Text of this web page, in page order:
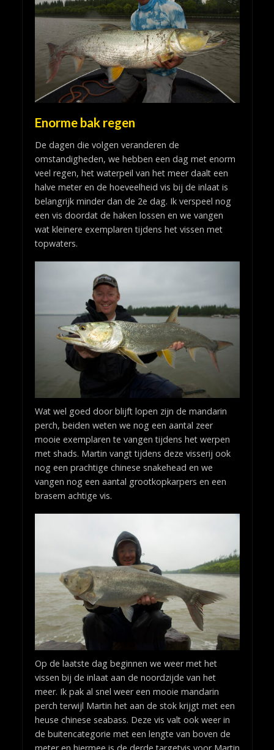
Enorme bak regen
De dagen die volgen veranderen de
omstandigheden, we hebben een dag met enorm
veel regen, het waterpeil van het meer daalt een
halve meter en de hoeveelheid vis bij de inlaat is
belangrijk minder dan de 2e dag. Ik verspeel nog
een vis doordat de haken lossen en we vangen
wat kleinere exemplaren tijdens het vissen met
topwaters.
Wat wel goed door blijft lopen zijn de mandarin
perch, beiden weten we nog een aantal zeer
mooie exemplaren te vangen tijdens het werpen
met shads. Martin vangt tijdens deze visserij ook
nog een prachtige chinese snakehead en we
vangen nog een aantal grootkopkarpers en een
brasem achtige vis.
Op de laatste dag beginnen we weer met het
vissen bij de inlaat aan de noordzijde van het
meer. Ik pak al snel weer een mooie mandarin
perch terwijl Martin het aan de stok krijgt met een
heuse chinese seabass. Deze vis valt ook weer in
de buitencategorie met een lengte van boven de